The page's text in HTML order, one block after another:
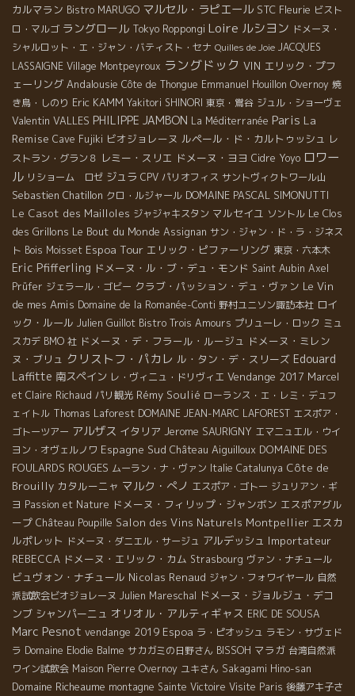
レットのワイン。 VALETTE・ヴァレットワインの日本での問合せ
は : BMO […]
カルマラン Bistro MARUGO マルセル・ラピエール STC Fleurie ビスト
ロ・マルゴ ラングロール Tokyo Roppongi Loire ルシヨン ドメーヌ・
シャルロット・エ・ジャン・バティスト・セナ Quilles de Joie JACQUES
LASSAIGNE Village Montpeyroux ラングドック VIN エリック・プフ
ェーリング Andalousie Côte de Thongue Emmanuel Houillon Overnoy 焼
き鳥・しのり Eric KAMM Yakitori SHINORI 東京・鴬谷 ジュル・ショーヴェ
Valentin VALLES PHILIPPE JAMBON La Méditerranée Paris La
Remise Cave Fujiki ビオジョレーヌ ルペール・ド・カルトゥッシュ レ
ストラン・グラン８ レミー・スリエ ドメーヌ・ヨヨ Cidre Yoyo ロワー
ル リショーム ロゼ ジュラ CPV パリオフィス サントヴィクトワール山
Sebastien Chatillon クロ・ルジャール DOMAINE PASCAL SIMONUTTI
Le Casot des Mailloles ジャジャキスタン マルセイユ ソントル Le Clos
des Grillons Le Bout du Monde Assignan サン・ジャン・ド・ラ・ジネス
ト Bois Moisset Espoa Tour エリック・ピファーリング 東京・六本木
Eric Pfifferling ドメーヌ・ル・ブ・デュ・モンド Saint Aubin Axel
Prüfer ジェラール・ゴビー クラブ・パッション・デュ・ヴァン Le Vin
de mes Amis Domaine de la Romanée-Conti 野村ユニソン諏訪本社 ロイ
ック・ルール Julien Guillot Bistro Trois Amours プリューレ・ロック ミュ
スカデ BMO 社 ドメーヌ・デ・フラール・ルージュ ドメーヌ・ミレン
ヌ・ブリュ クリストフ・パカレ ル・タン・デ・スリーズ Edouard
Laffitte 南スペイン レ・ヴィニュ・ドリヴィエ Vendange 2017 Marcel
et Claire Richaud パリ観光 Rémy Soulié ローランス・エ・レミ・デュフ
ェイトル Thomas Laforest DOMAINE JEAN-MARC LAFOREST エスポア・
ゴトーツアー アルザス イタリア Jerome SAURIGNY エマニュエル・ウイ
ヨン・オヴェルノワ Espagne Sud Château Aiguilloux DOMAINE DES
FOULARDS ROUGES ムーラン・ナ・ヴァン Italie Catalunya Côte de
Brouilly カタルーニャ マルク・ぺノ エスポア・ゴトー ジュリアン・ギ
ヨ Passion et Nature ドメーヌ・フィリップ・ジャンボン エスポアグル
ープ Château Poupille Salon des Vins Naturels Montpellier エスカ
ルポレット ドメーヌ・ダニエル・サージュ アルデッシュ Importateur
REBECCA ドメーヌ・エリック・カム Strasbourg ヴァン・ナチュール
ビュヴォン・ナチュール Nicolas Renaud ジャン・フォワイヤール 自然
派試飲会ビオジョレーヌ Julien Mareschal ドメーヌ・ジョルジュ・デコ
ンブ シャンパーニュ オリオル・アルティギャス ERIC DE SOUSA
Marc Pesnot vendange 2019 Espoa ラ・ピオッシュ ラモン・サヴェド
ラ Domaine Elodie Balme サカガミの日野さん BISSOH マラガ 台湾自然派
ワイン試飲会 Maison Pierre Overnoy ユキさん Sakagami Hino-san
Domaine Richeaume montagne Sainte Victoire Visite Paris 後藤アキ子さ